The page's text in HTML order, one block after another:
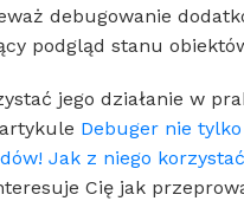
debugowanie
podgląd stanu
jego działanie w
Debuger nie
Jak z niego
Cię jak